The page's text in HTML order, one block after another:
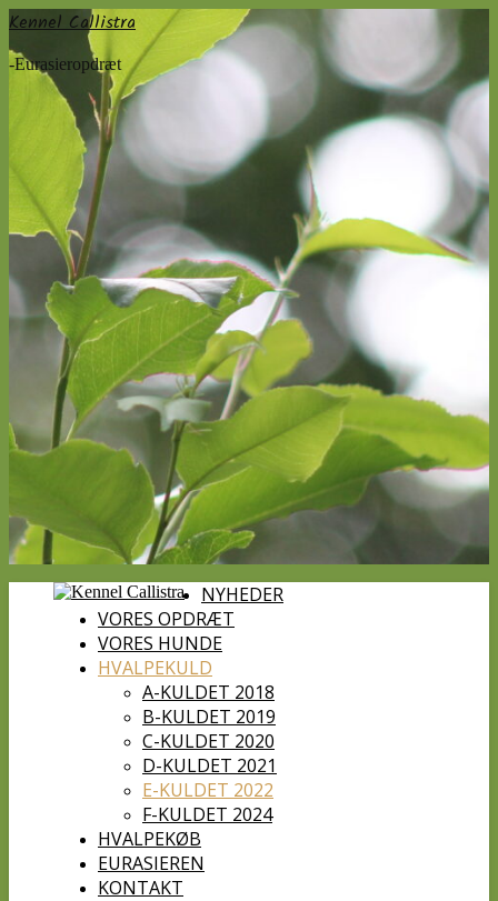
Kennel Callistra
-Eurasieropdræt
NYHEDER
VORES OPDRÆT
VORES HUNDE
HVALPEKULD
A-KULDET 2018
B-KULDET 2019
C-KULDET 2020
D-KULDET 2021
E-KULDET 2022
F-KULDET 2024
HVALPEKØB
EURASIEREN
KONTAKT